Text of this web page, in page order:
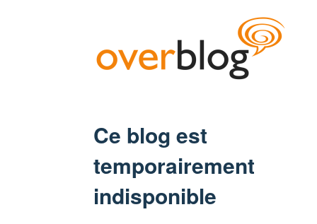
Ce blog est
temporairement
indisponible